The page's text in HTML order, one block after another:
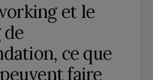
et le
ce que
faire